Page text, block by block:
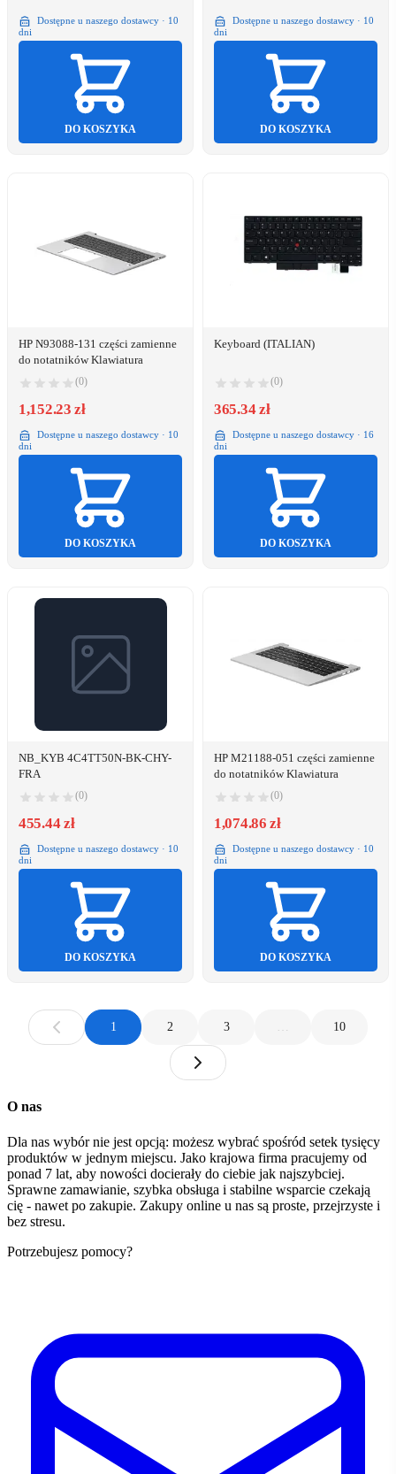
Dostępne u naszego dostawcy · 10
dni
DO KOSZYKA
Dostępne u naszego dostawcy · 10
dni
DO KOSZYKA
HP N93088-131 części zamienne
do notatników Klawiatura
(0)
1,152.23 zł
Dostępne u naszego dostawcy · 10
dni
DO KOSZYKA
Keyboard (ITALIAN)
(0)
365.34 zł
Dostępne u naszego dostawcy · 16
dni
DO KOSZYKA
NB_KYB 4C4TT50N-BK-CHY-
FRA
(0)
455.44 zł
Dostępne u naszego dostawcy · 10
dni
DO KOSZYKA
HP M21188-051 części zamienne
do notatników Klawiatura
(0)
1,074.86 zł
Dostępne u naszego dostawcy · 10
dni
DO KOSZYKA
1 2 3 … 10
O nas
Dla nas wybór nie jest opcją: możesz wybrać spośród setek tysięcy
produktów w jednym miejscu. Jako krajowa firma pracujemy od
ponad 7 lat, aby nowości docierały do ciebie jak najszybciej.
Sprawne zamawianie, szybka obsługa i stabilne wsparcie czekają
cię - nawet po zakupie. Zakupy online u nas są proste, przejrzyste i
bez stresu.
Potrzebujesz pomocy?